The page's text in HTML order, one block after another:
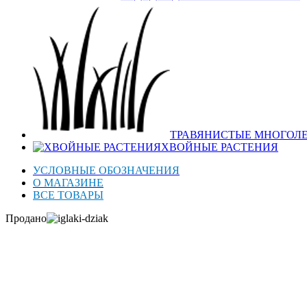
ТРАВЯНИСТЫЕ
ХВОЙНЫЕ РАСТЕНИЯ
УСЛОВНЫЕ ОБОЗНАЧЕНИЯ
О МАГАЗИНЕ
ВСЕ ТОВАРЫ
Продано